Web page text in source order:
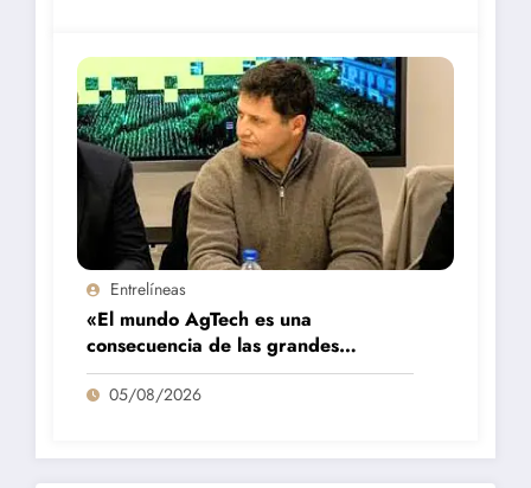
Entrelíneas
«El mundo AgTech es una
consecuencia de las grandes
fortalezas que tenemos en la región»
05/08/2026